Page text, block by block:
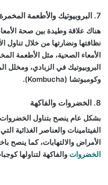
7. البروبيوتيك والأطعمة المخمرة
هناك علاقة وطيدة بين صحة
نظافتها ونضارتها من خلال تناول
الأمعاء الصحية، مثل الأطعمة
وكومبوتشا (Kombucha).
8. الخضروات والفاكهة
بشكل عام ينصح بتناول الخضروات
الفيتامينات والعناصر الغذائية
الأمراض والالتهابات، كما ينصح
الخضروات والفاكهة لتناولها